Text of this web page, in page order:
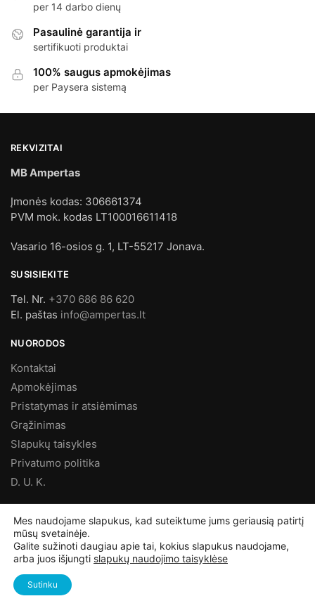
per 14 darbo dienų
Pasaulinė garantija ir
sertifikuoti produktai
100% saugus apmokėjimas
per Paysera sistemą
REKVIZITAI
MB Ampertas
Įmonės kodas: 306661374
PVM mok. kodas LT100016611418
Vasario 16-osios g. 1, LT-55217 Jonava.
SUSISIEKITE
Tel. Nr. +370 686 86 620
El. paštas info@ampertas.lt
NUORODOS
Kontaktai
Apmokėjimas
Pristatymas ir atsiėmimas
Grąžinimas
Slapukų taisykles
Privatumo politika
D. U. K.
©Ampertas.lt2025, Visos teisės saugomos
Mes naudojame slapukus, kad suteiktume jums geriausią patirtį
mūsų svetainėje.
Galite sužinoti daugiau apie tai, kokius slapukus naudojame,
arba juos išjungti slapukų naudojimo taisyklėse
Sutinku